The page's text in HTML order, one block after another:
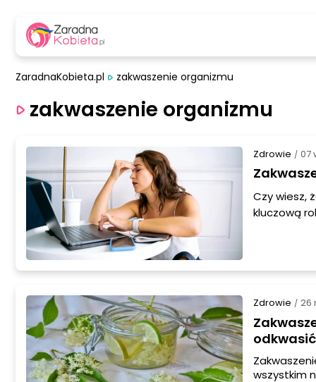
ZaradnaKobieta.pl zakwaszenie organizmu
zakwaszenie organizmu
Zdrowie / 07
Czy wiesz,
kluczową
Zdrowie / 26
wszystkim